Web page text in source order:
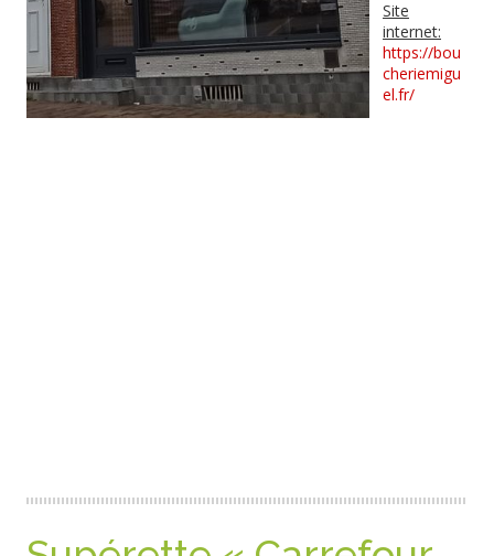
Site
internet:
https://bou
cheriemigu
el.fr/